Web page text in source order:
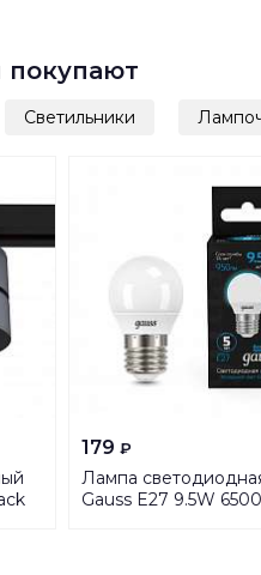
покупают
Светильники
179 ₽
Лампа
Gauss E27 9.5W